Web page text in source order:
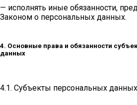
— исполнять иные обязанности,
Законом о персональных данных.
4. Основные права и обязанности
данных
4.1. Субъекты персональных